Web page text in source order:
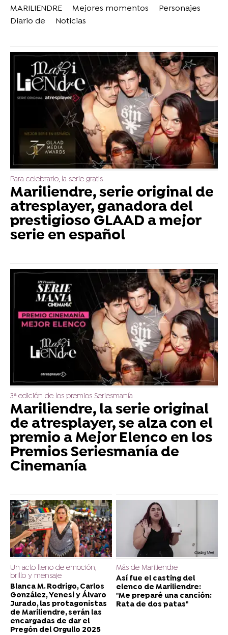
MARILIENDRE Mejores momentos
Personajes
Diario de
Noticias
Para celebrarlo, la serie gratis
Mariliendre, serie original de
atresplayer, ganadora del
prestigioso GLAAD a mejor
serie en español
3ª edición de los premios Seriesmanía
Mariliendre, la serie original
de atresplayer, se alza con el
premio a Mejor Elenco en los
Premios Seriesmanía de
Cinemanía
Un acto lleno de emoción,
brillo y mensaje
Blanca M. Rodrigo, Carlos
González, Yenesi y Álvaro
Jurado, las protagonistas
de Mariliendre, serán las
encargadas de dar el
Pregón del Orgullo 2025
Más de Mariliendre
Así fue el casting del
elenco de Mariliendre:
"Me preparé una canción:
Rata de dos patas"